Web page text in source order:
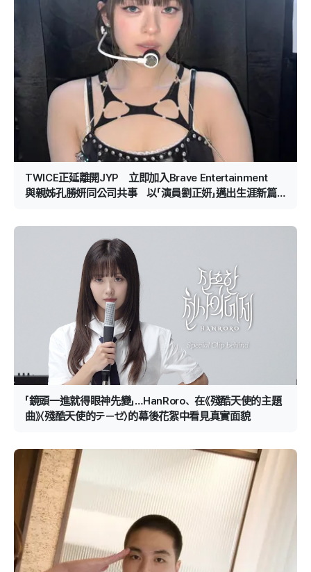
TWICE正延離開JYP 立即加入Brave Entertainment
與親姊孔勝妍同公司共事 以「演員劉正妍」邁出生涯新篇
「鏡頭一進就得眼神先變」…HanRoro、在《殘酷天使的主題
曲》〈殘酷天使的テーゼ〉的幕後花絮中看見真實面貌